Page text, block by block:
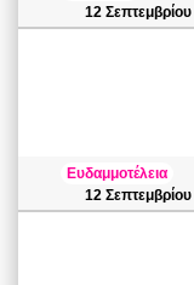
12 Σεπτεμβρίου
Ευδαμμοτέλεια
12 Σεπτεμβρίου